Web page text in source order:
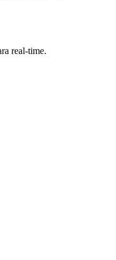
dan komoditas
real-time.